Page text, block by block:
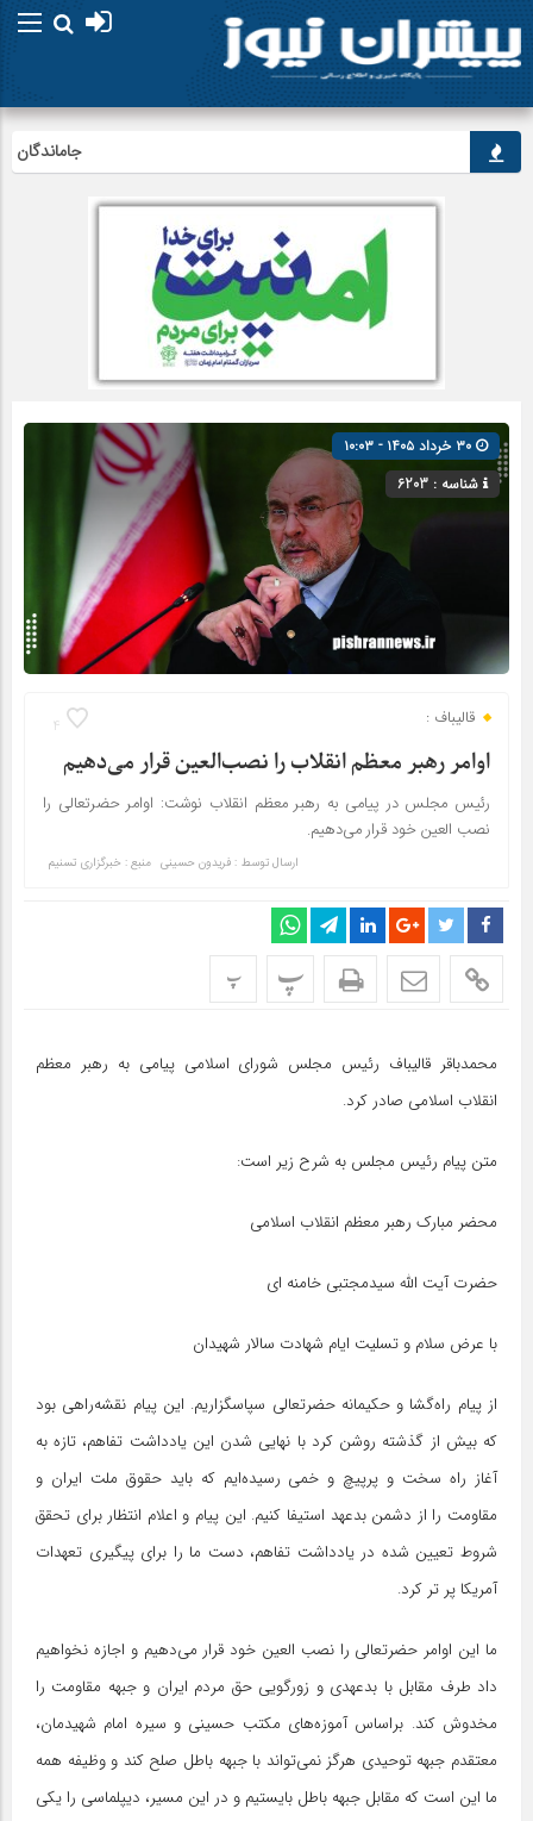
جاماندگان
شناسه : 6203
4 قالیباف :
اوامر رهبر معظم انقلاب را نصب‌العین قرار می‌دهیم
رئیس مجلس در پیامی به رهبر معظم انقلاب نوشت: اوامر حضرتعالی را
نصب العین خود قرار می‌دهیم.
ارسال توسط : فریدون حسینی منبع : خبرگزاری تسنیم
پ پ
محمدباقر قالیباف رئیس مجلس شورای اسلامی پیامی به رهبر معظم
انقلاب اسلامی صادر کرد.
متن پیام رئیس مجلس به شرح زیر است:
محضر مبارک رهبر معظم انقلاب اسلامی
حضرت آیت الله سیدمجتبی خامنه ای
با عرض سلام و تسلیت ایام شهادت سالار شهیدان
از پیام راه‌گشا و حکیمانه حضرتعالی سپاسگزاریم. این پیام نقشه‌راهی بود
که بیش از گذشته روشن کرد با نهایی شدن این یادداشت تفاهم، تازه به
آغاز راه سخت و پرپیچ و خمی رسیده‌ایم که باید حقوق ملت ایران و
مقاومت را از دشمن بدعهد استیفا کنیم. این پیام و اعلام انتظار برای تحقق
شروط تعیین شده در یادداشت تفاهم، دست ما را برای پیگیری تعهدات
آمریکا پر تر کرد.
ما این اوامر حضرتعالی را نصب العین خود قرار می‌دهیم و اجازه نخواهیم
داد طرف مقابل با بدعهدی و زورگویی حق مردم ایران و جبهه مقاومت را
مخدوش کند. براساس آموزه‌های مکتب حسینی و سیره امام شهیدمان،
معتقدم جبهه توحیدی هرگز نمی‌تواند با جبهه باطل صلح کند و وظیفه همه
ما این است که مقابل جبهه باطل بایستیم و در این مسیر، دیپلماسی را یکی